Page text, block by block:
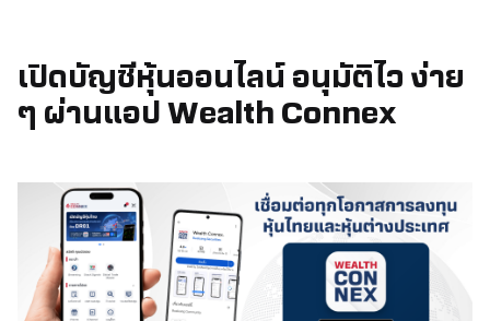
เปิดบัญชีหุ้นออนไลน์ อนุมัติไว ง่าย
ๆ ผ่านแอป Wealth Connex